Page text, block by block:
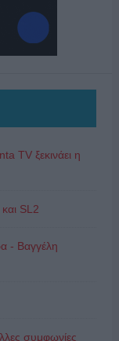
TV ξεκινάει η
SL2
- Βαγγέλη
συμφωνίες